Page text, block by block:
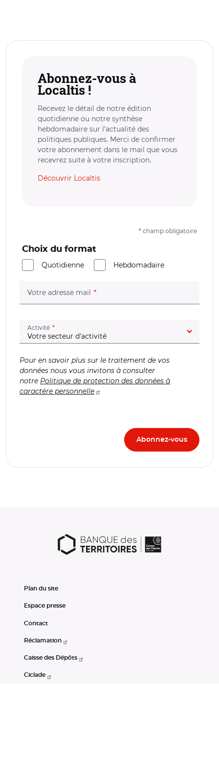
Abonnez-vous à
Localtis !
Recevez le détail de notre édition
quotidienne ou notre synthèse
hebdomadaire sur l’actualité des
politiques publiques. Merci de confirmer
votre abonnement dans le mail que vous
recevrez suite à votre inscription.
Découvrir Localtis
* champ obligatoire
Choix du format
Quotidienne
Hebdomadaire
Votre adresse mail (champ obligatoire)
Activité (champ obligatoire)
Pour en savoir plus sur le traitement de vos
données nous vous invitons à consulter
notre Politique de protection des données à
caractère personnelle
Plan du site
Espace presse
Contact
Réclamation
Caisse des Dépôts
Ciclade